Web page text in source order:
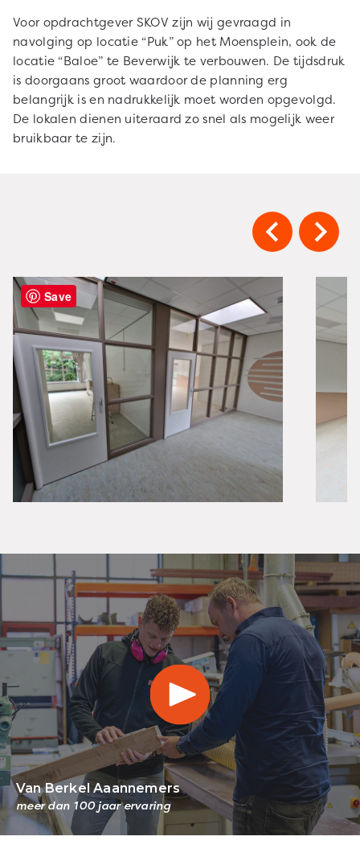
Voor opdrachtgever SKOV zijn wij gevraagd in
navolging op locatie “Puk” op het Moensplein, ook de
locatie “Baloe” te Beverwijk te verbouwen. De tijdsdruk
is doorgaans groot waardoor de planning erg
belangrijk is en nadrukkelijk moet worden opgevolgd.
De lokalen dienen uiteraard zo snel als mogelijk weer
bruikbaar te zijn.
Van Berkel Aaannemers
meer dan 100 jaar ervaring
Save